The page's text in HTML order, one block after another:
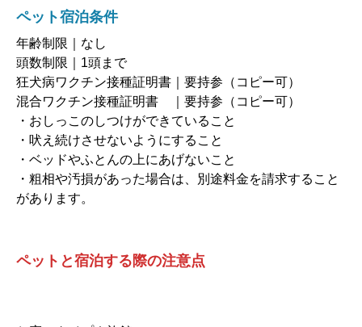
ペット宿泊条件
年齢制限｜なし
頭数制限｜1頭まで
狂犬病ワクチン接種証明書｜要持参（コピー可）
混合ワクチン接種証明書 ｜要持参（コピー可）
・おしっこのしつけができていること
・吠え続けさせないようにすること
・ベッドやふとんの上にあげないこと
・粗相や汚損があった場合は、別途料金を請求すること
があります。
ペットと宿泊する際の注意点